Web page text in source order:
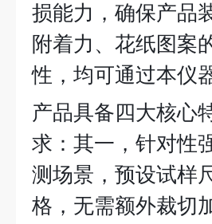
损能力，确保产品
附着力、花纸图案
性，均可通过本仪
产品具备四大核心
求：其一，针对性
测场景，预设试样
格，无需额外裁切